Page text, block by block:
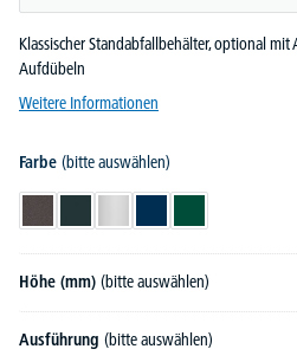
Klassischer Standabfallbehälter, optional
Aufdübeln
Weitere Informationen
Farbe (bitte auswählen)
Höhe (mm) (bitte auswählen)
Ausführung (bitte auswählen)